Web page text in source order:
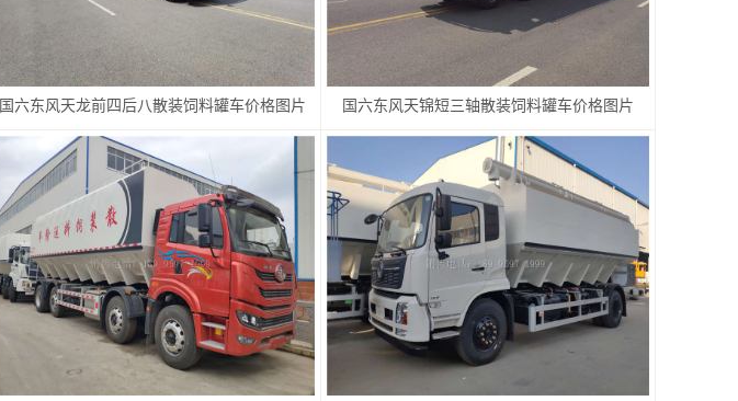
国六东风天龙前四后八散装饲料罐车价格图片 国六东风天锦短三轴散装饲料罐车价格图片